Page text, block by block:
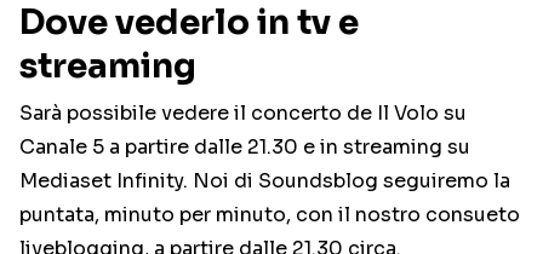
Dove vederlo in tv e
streaming
Sarà possibile vedere il concerto de Il Volo su
Canale 5 a partire dalle 21.30 e in streaming su
Mediaset Infinity. Noi di Soundsblog seguiremo la
puntata, minuto per minuto, con il nostro consueto
liveblogging, a partire dalle 21.30 circa.